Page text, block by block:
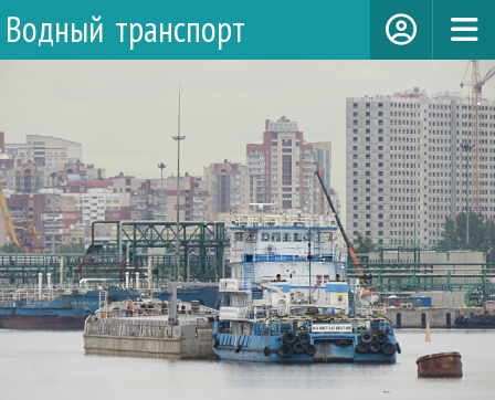
Водный транспорт